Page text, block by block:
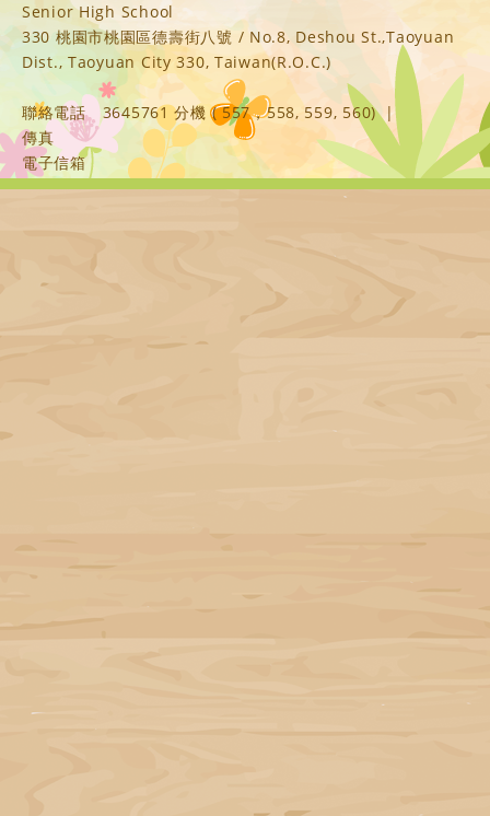
Senior High School
330 桃園市桃園區德壽街八號 / No.8, Deshou St.,Taoyuan
Dist., Taoyuan City 330, Taiwan(R.O.C.)
聯絡電話 3645761 分機 ( 557，558, 559, 560) |
傳真
電子信箱